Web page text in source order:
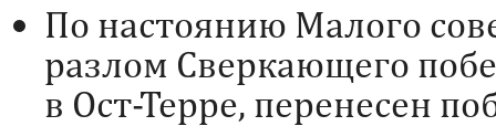
По настоянию Малого
разлом Сверкающего
в Ост-Терре, перенесен